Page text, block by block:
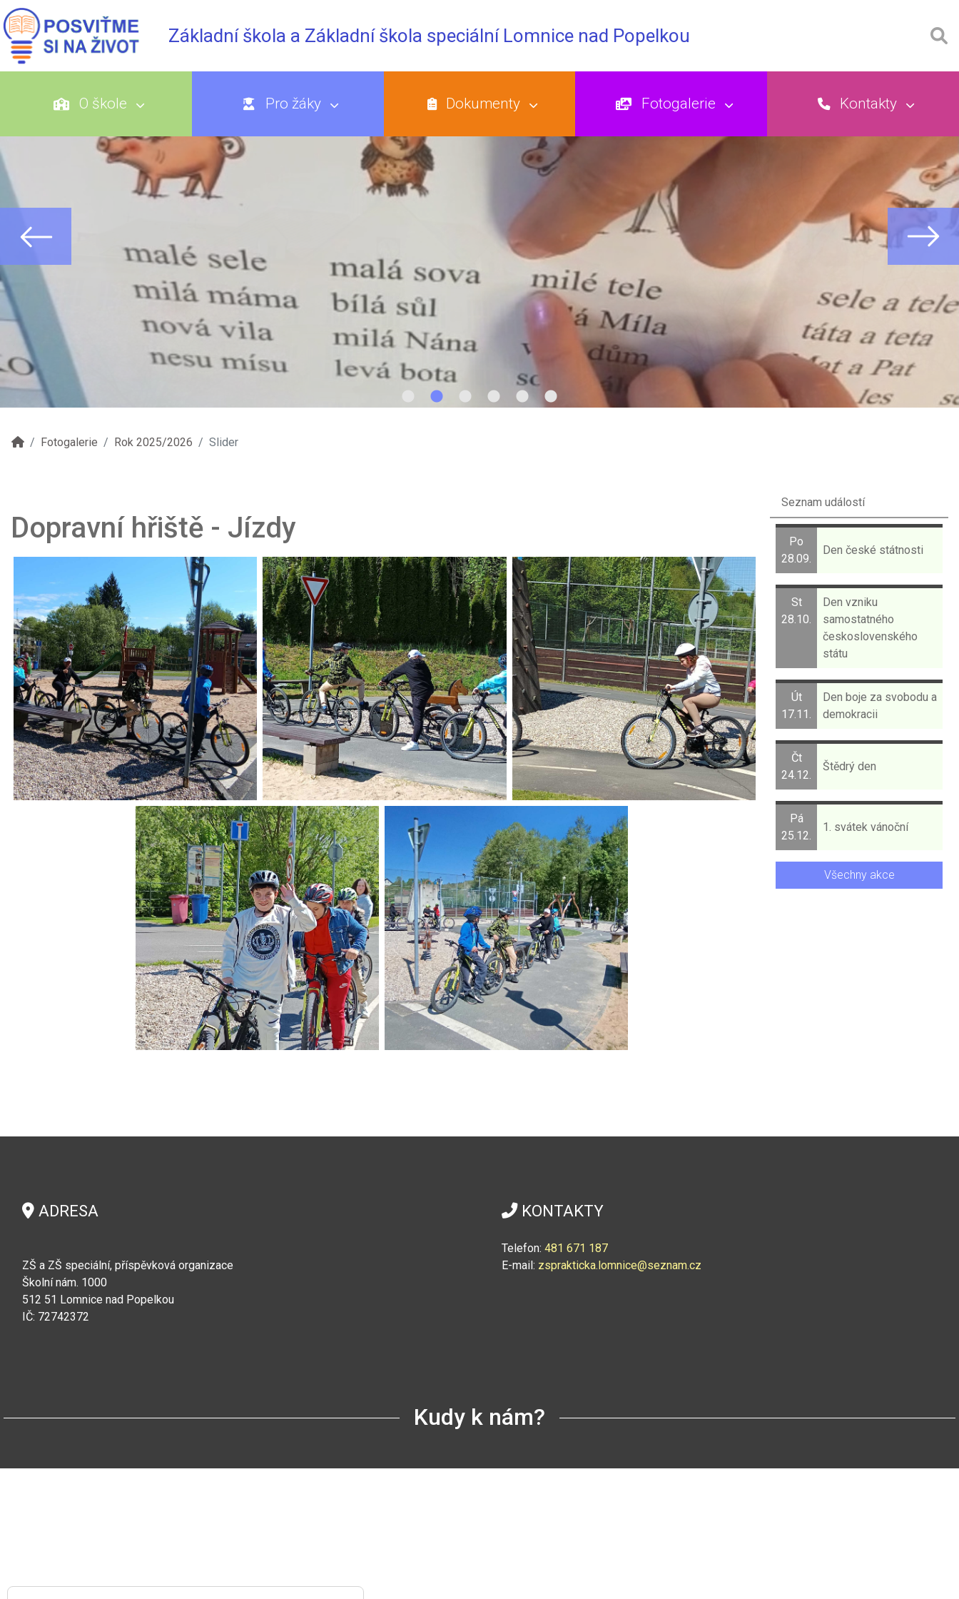
Základní škola a Základní škola speciální Lomnice nad Popelkou
O škole Pro žáky Dokumenty Fotogalerie Kontakty
Fotogalerie Rok 2025/2026 Slider
Dopravní hřiště - Jízdy
Seznam událostí
Po
28.09.
Den české státnosti
St
28.10.
Den vzniku
samostatného
československého
státu
Út
17.11.
Den boje za svobodu a
demokracii
Čt
24.12.
Štědrý den
Pá
25.12.
1. svátek vánoční
Všechny akce
ADRESA
ZŠ a ZŠ speciální, příspěvková organizace
Školní nám. 1000
512 51 Lomnice nad Popelkou
IČ: 72742372
KONTAKTY
Telefon: 481 671 187
E-mail: zsprakticka.lomnice@seznam.cz
Kudy k nám?